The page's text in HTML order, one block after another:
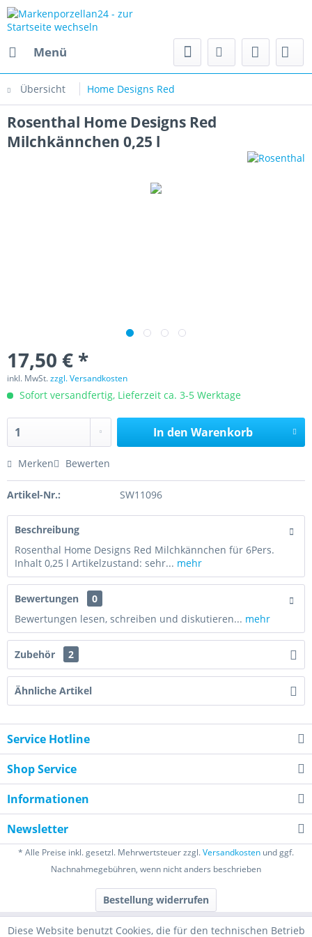
Menü
Übersicht Home Designs Red
Rosenthal Home Designs Red
Milchkännchen 0,25 l
17,50 € *
inkl. MwSt.zzgl. Versandkosten
Sofort versandfertig, Lieferzeit ca. 3-5 Werktage
In den Warenkorb
Merken Bewerten
Artikel-Nr.: SW11096
Beschreibung
Rosenthal Home Designs Red Milchkännchen für 6Pers.
Inhalt 0,25 l Artikelzustand: sehr... mehr
Bewertungen
0
Bewertungen lesen, schreiben und diskutieren... mehr
Zubehör 2
Ähnliche Artikel
Service Hotline
Shop Service
Informationen
Newsletter
* Alle Preise inkl. gesetzl. Mehrwertsteuer zzgl.Versandkosten und ggf.
Nachnahmegebühren, wenn nicht anders beschrieben
Bestellung widerrufen
Diese Website benutzt Cookies, die für den technischen Betrieb